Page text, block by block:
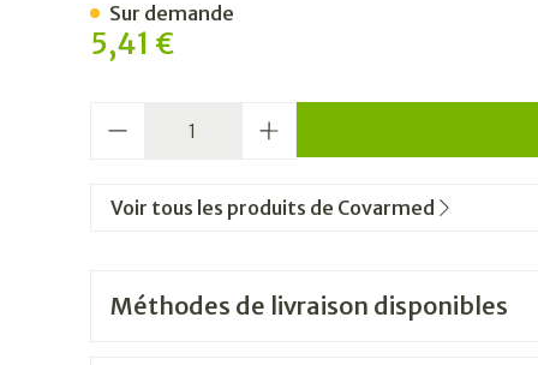
5,41 €
Sur demande
Voir tous les produits de Covarmed
Méthodes de livraison disponibles